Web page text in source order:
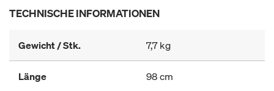
TECHNISCHE INFORMATIONEN
Gewicht / Stk. 7,7 kg
Länge 98 cm